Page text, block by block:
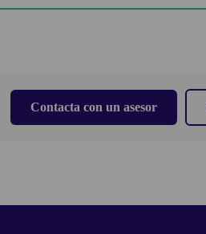
Contacta con un asesor